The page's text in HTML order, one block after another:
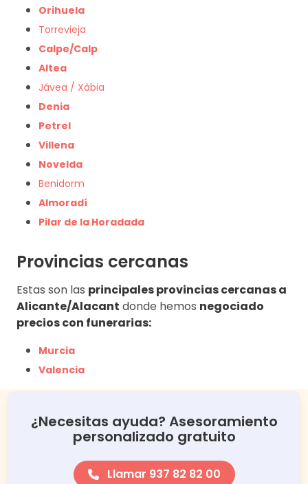
Orihuela
Torrevieja
Calpe/Calp
Altea
Jávea / Xàbia
Denia
Petrel
Villena
Novelda
Benidorm
Almoradí
Pilar de la Horadada
Provincias cercanas
Estas son las principales provincias cercanas a
Alicante/Alacant donde hemos negociado
precios con funerarias:
Murcia
Valencia
¿Necesitas ayuda? Asesoramiento
personalizado gratuito
Llamar 937 82 82 00